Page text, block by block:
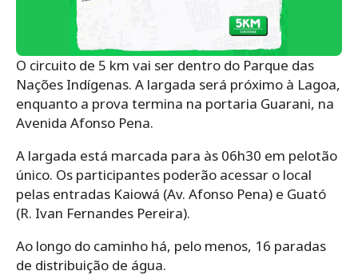
O circuito de 5 km vai ser dentro do Parque das
Nações Indígenas. A largada será próximo à Lagoa,
enquanto a prova termina na portaria Guarani, na
Avenida Afonso Pena.
A largada está marcada para às 06h30 em pelotão
único. Os participantes poderão acessar o local
pelas entradas Kaiowá (Av. Afonso Pena) e Guató
(R. Ivan Fernandes Pereira).
Ao longo do caminho há, pelo menos, 16 paradas
de distribuição de água.